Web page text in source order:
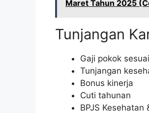
Maret Tahun 2025
Tunjangan
Gaji pokok
Tunjangan
Bonus kinerja
Cuti tahunan
BPJS Kesehatan